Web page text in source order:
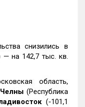
снизились в
— на 142,7 тыс. кв.
область,
(Республика
(-101,1